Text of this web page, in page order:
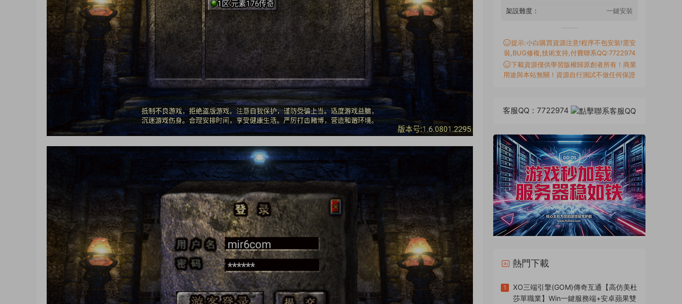
架設難度：
一鍵安裝
提示:小白購買資源注意!程序不包安裝!需安
裝,BUG修複,技術支持,付費聯系QQ:7722974
下載資源僅供學習版權歸原創者所有！商業
用途與本站無關！資源自行測試不做任何保證
客服QQ：7722974
熱門下載
1
XO三端引擎(GOM)傳奇互通【高仿美杜
莎單職業】Win一鍵服務端+安卓蘋果雙